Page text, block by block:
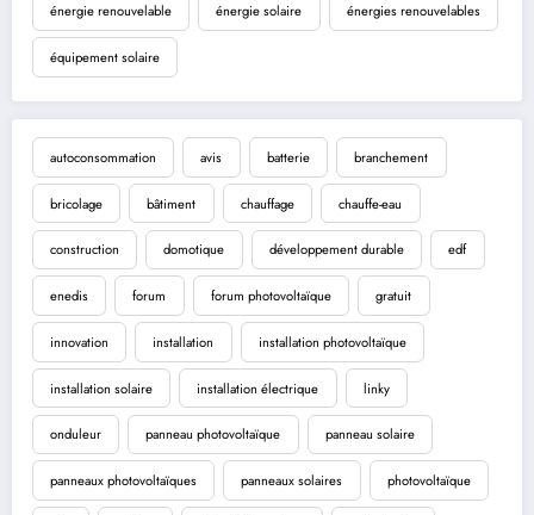
énergie renouvelable énergie solaire énergies renouvelables
équipement solaire
autoconsommation avis batterie branchement
bricolage bâtiment chauffage chauffe-eau
construction domotique développement durable edf
enedis forum forum photovoltaïque gratuit
innovation installation installation photovoltaïque
installation solaire installation électrique linky
onduleur panneau photovoltaïque panneau solaire
panneaux photovoltaïques panneaux solaires photovoltaïque